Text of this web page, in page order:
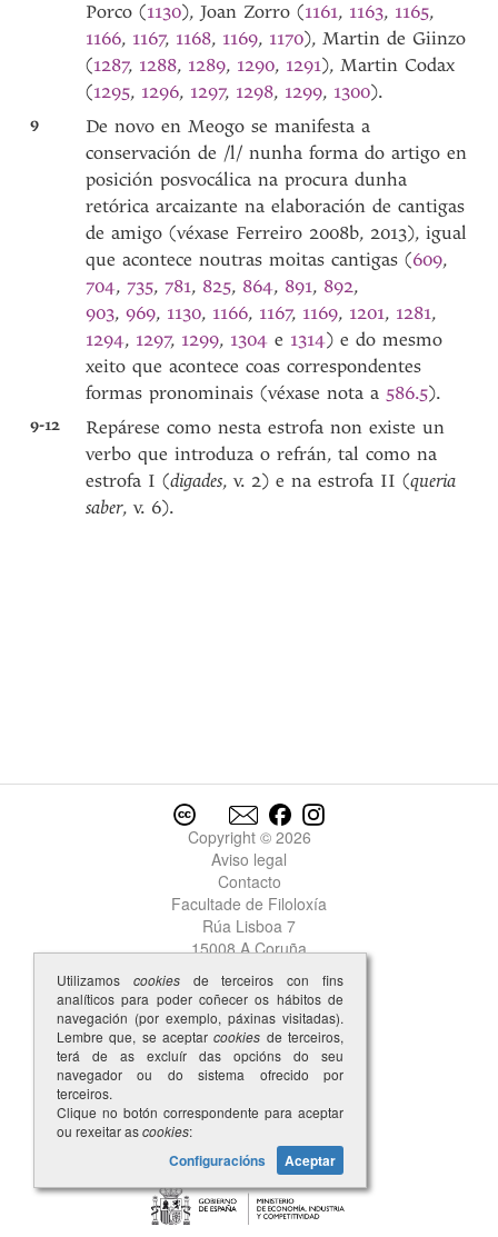
Porco (1130), Joan Zorro (1161, 1163, 1165,
1166, 1167, 1168, 1169, 1170), Martin de Giinzo
(1287, 1288, 1289, 1290, 1291), Martin Codax
(1295, 1296, 1297, 1298, 1299, 1300).
9
De novo en Meogo se manifesta a
conservación de /l/ nunha forma do artigo en
posición posvocálica na procura dunha
retórica arcaizante na elaboración de cantigas
de amigo (véxase Ferreiro 2008b, 2013), igual
que acontece noutras moitas cantigas (609,
704,735,781, 825, 864, 891, 892,
903,969, 1130, 1166, 1167, 1169, 1201, 1281,
1294, 1297, 1299, 1304e 1314) e do mesmo
xeito que acontece coas correspondentes
formas pronominais (véxase nota a 586.5).
9-12
Repárese como nesta estrofa non existe un
verbo que introduza o refrán, tal como na
estrofa I (digades, v. 2) e na estrofa II (queria
saber, v. 6).
Copyright © 2026
Aviso legal
Contacto
Facultade de Filoloxía
Rúa Lisboa 7
15008 A Coruña
Utilizamos cookiesde terceiros con fins
analíticos para poder coñecer os hábitos de
navegación (por exemplo, páxinas visitadas).
Lembre que, se aceptarcookies de terceiros,
terá de as excluír das opcións do seu
navegador ou do sistema ofrecido por
terceiros.
Clique no botón correspondente para aceptar
ou rexeitar ascookies:
Configuracións Aceptar